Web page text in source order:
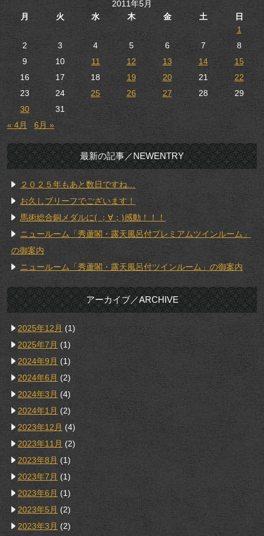
2011年5月
月
火 水 木 金 土
日
1
2
3 4 5 6 7
8
9
10 11 12 13 14
15
16
17 18 19 20 21
22
23
24 25 26 27 28
29
30
31
« 4月
6月 »
最新の記事／NEWENTRY
２０２５年もあと数日ですね…
お久しブリーフでございます！
馬術総合銅メダルに( ；∀；)感動！！！
ニュールーム「秀蘆閣・露天風呂付プレミアムツインルーム」
の御案内
ニュールーム「秀蘆閣・露天風呂付ツインルーム」の御案内
アーカイブ／ARCHIVE
2025年12月 (1)
2025年7月 (1)
2024年9月 (1)
2024年6月 (2)
2024年3月 (4)
2024年1月 (2)
2023年12月 (4)
2023年11月 (2)
2023年8月 (1)
2023年7月 (1)
2023年6月 (1)
2023年5月 (2)
2023年3月 (2)